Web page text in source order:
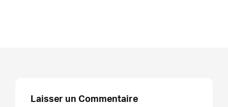
Laisser un Commentaire